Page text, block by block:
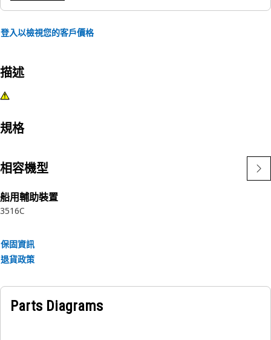
登入以檢視您的客戶價格
描述
規格
相容機型
船用輔助裝置
3516C
保固資訊
退貨政策
Parts Diagrams